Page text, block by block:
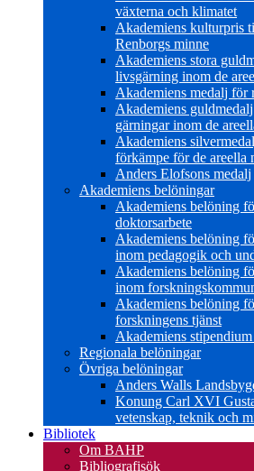
växterna och klimatet
Akademiens kulturpris
Renborgs minne
Akademiens stora
livsgärning inom de
Akademiens medalj för
Akademiens
gärningar inom de
Akademiens
förkämpe för de areella
Anders Elofsons medalj
Akademiens belöningar
Akademiens belöning
doktorsarbete
Akademiens belöning
inom pedagogik och
Akademiens belöning
inom
Akademiens belöning
forskningens tjänst
Akademiens
Regionala belöningar
Övriga belöningar
Anders Walls
Konung Carl XVI
vetenskap, teknik och
Bibliotek
Om BAHP
Bibliografisök